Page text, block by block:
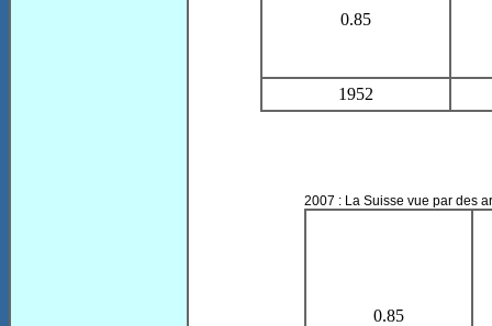
0.85
1952
2007 : La Suisse vue par des
0.85